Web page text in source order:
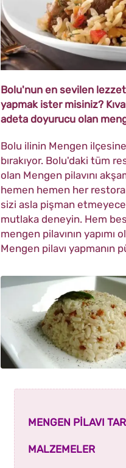
Bolu'nun en sevilen
yapmak ister misiniz?
adeta doyurucu olan
Bolu ilinin Mengen
bırakıyor. Bolu'daki tüm
olan Mengen pilavını
hemen hemen her
sizi asla pişman
mutlaka deneyin. Hem
mengen pilavının yapımı
Mengen pilavı yapmanın
MENGEN PİLAVI
MALZEMELER